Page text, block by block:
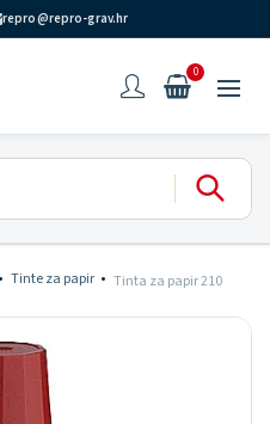
repro@repro-grav.hr
0
Tinte za papir Tinta za papir 210